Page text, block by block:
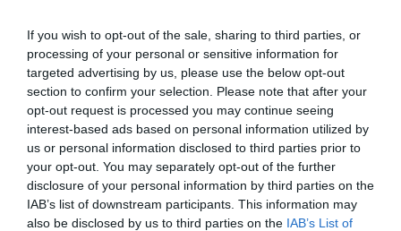
If you wish to opt-out of the sale, sharing to third parties, or
processing of your personal or sensitive information for
targeted advertising by us, please use the below opt-out
section to confirm your selection. Please note that after your
opt-out request is processed you may continue seeing
interest-based ads based on personal information utilized by
us or personal information disclosed to third parties prior to
your opt-out. You may separately opt-out of the further
disclosure of your personal information by third parties on the
IAB’s list of downstream participants. This information may
also be disclosed by us to third parties on the IAB’s List of
Shutterstock – 1 Media
Pourquoi nous l’avons sélectionné :Cette plage fait
partie de la même réserve naturelle que
El Saler
, mais
elle est plus reculée et préservée. Ses dunes
spectaculaires, ses sentiers de randonnée et
l’observation d’oiseaux migrateurs en font un endroit
paisible pour profiter de la nature.